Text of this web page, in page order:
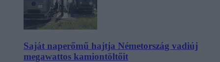
Saját naperőmű hajtja Németország vadiúj
megawattos kamiontöltőit